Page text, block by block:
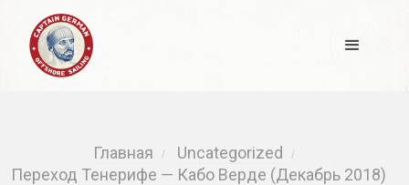
Главная / Uncategorized /
Переход Тенерифе — Кабо Верде (Декабрь 2018)